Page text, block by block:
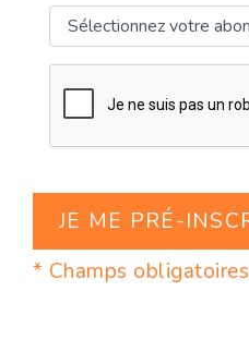
* Champs obligatoires